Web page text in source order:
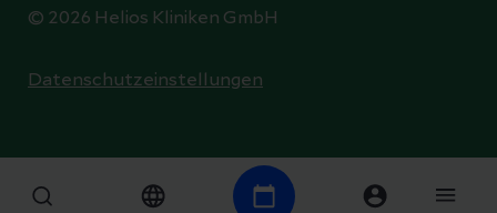
© 2026 Helios Kliniken GmbH
Datenschutzeinstellungen